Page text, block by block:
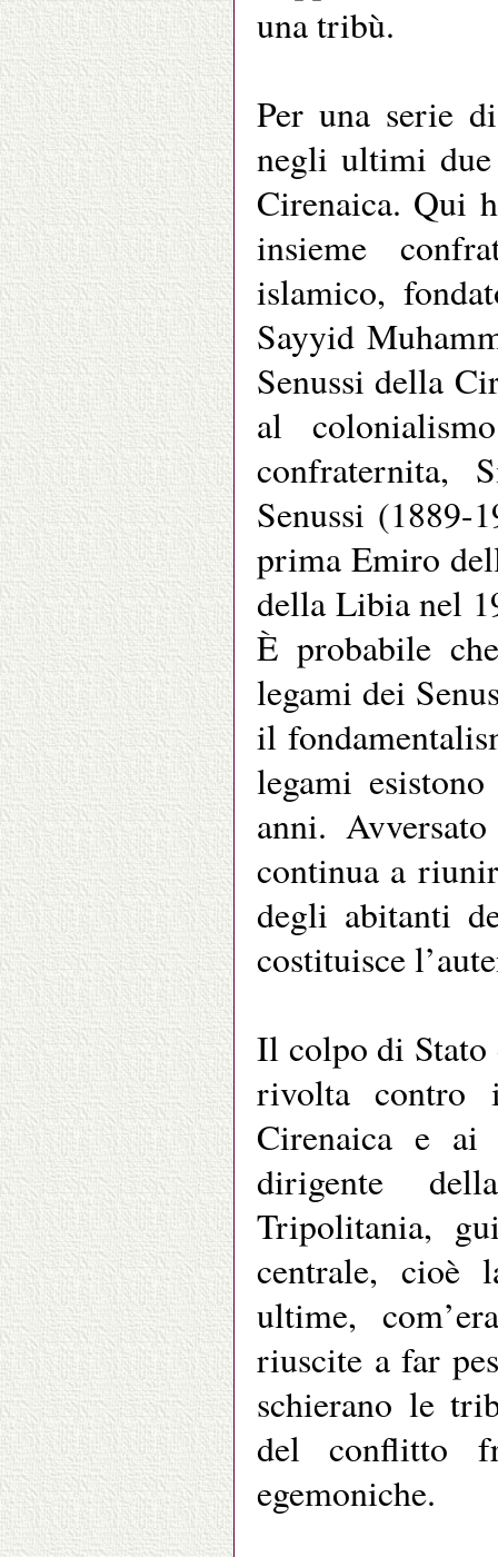
una tribù.
Per una serie
negli ultimi
Cirenaica. Qui
insieme
islamico,
Sayyid
Senussi della
al
confraternita,
Senussi (1889-
prima Emiro
della Libia nel
È probabile
legami dei
il
legami
anni.
continua a
degli abitanti
costituisce
Il colpo di Stato
rivolta contro
Cirenaica e ai
dirigente
Tripolitania,
centrale, cioè
ultime,
riuscite a far
schierano le
del conflitto
egemoniche.